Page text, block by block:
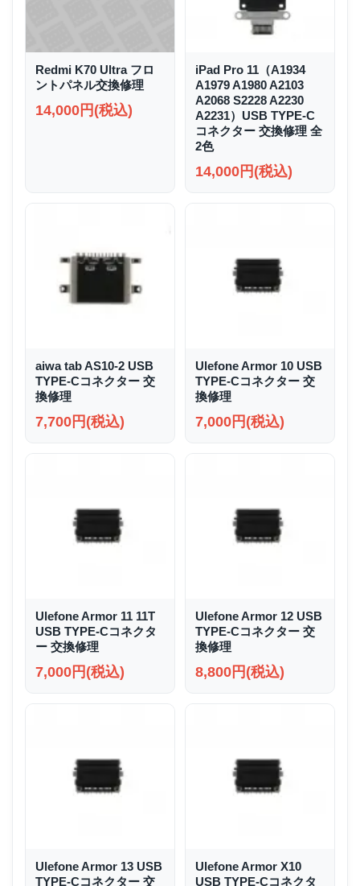
Redmi K70 Ultra フロ
ントパネル交換修理
14,000円(税込)
iPad Pro 11（A1934
A1979 A1980 A2103
A2068 S2228 A2230
A2231）USB TYPE-C
コネクター 交換修理 全
2色
14,000円(税込)
aiwa tab AS10-2 USB
TYPE-Cコネクター 交
換修理
7,700円(税込)
Ulefone Armor 10 USB
TYPE-Cコネクター 交
換修理
7,000円(税込)
Ulefone Armor 11 11T
USB TYPE-Cコネクタ
ー 交換修理
7,000円(税込)
Ulefone Armor 12 USB
TYPE-Cコネクター 交
換修理
8,800円(税込)
Ulefone Armor 13 USB
TYPE-Cコネクター 交
Ulefone Armor X10
USB TYPE-Cコネクタ